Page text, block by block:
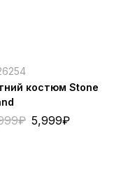
костюм Stone
₽ 5,999₽